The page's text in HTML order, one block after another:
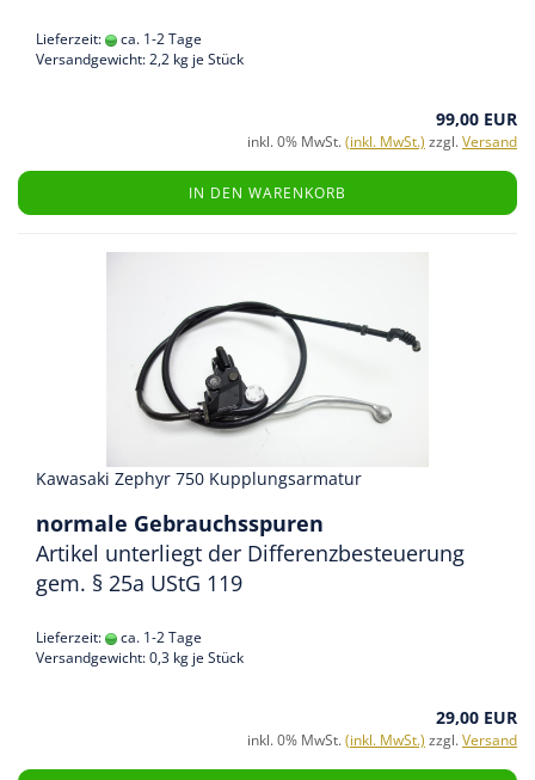
Lieferzeit:
ca. 1-2 Tage
Versandgewicht:2,2 kg je Stück
99,00 EUR
inkl. 0% MwSt.(inkl. MwSt.) zzgl.Versand
IN DEN WARENKORB
Kawasaki Zephyr 750 Kupplungsarmatur
normale Gebrauchsspuren
Artikel unterliegt der Differenzbesteuerung
gem. § 25a UStG 119
Lieferzeit:
ca. 1-2 Tage
Versandgewicht:0,3 kg je Stück
29,00 EUR
inkl. 0% MwSt.(inkl. MwSt.) zzgl.Versand